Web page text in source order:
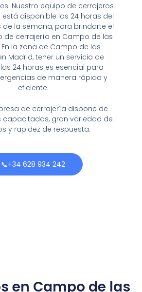
Nuestro equipo de cerrajeros
disponible las 24 horas del
de la semana, para brindarte el
de cerrajería en Campo de las
En la zona de Campo de las
Madrid, tener un servicio de
24 horas es esencial para
de manera rápida y
eficiente.
de cerrajería dispone de
capacitados, gran variedad de
y rapidez de respuesta.
📞+34 628 934 242
en Campo de las